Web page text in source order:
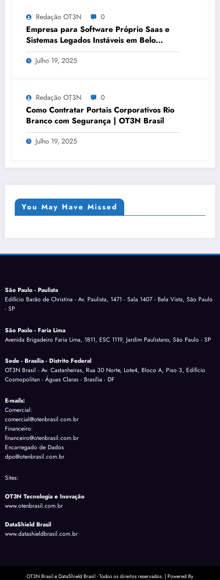
Redação OT3N 0
Empresa para Software Próprio Saas e
Sistemas Legados Instáveis em Belo
Horizonte | OT3N Brasil – Guia 3449
Julho 19, 2025
Redação OT3N 0
Como Contratar Portais Corporativos Rio
Branco com Segurança | OT3N Brasil
Julho 19, 2025
You May Have Missed
São Paulo - Paulista
Edifício Barão de Christina - Av. Paulista, 1471 - Sala 1407 - Bela Vista, São Paulo
- SP
São Paulo - Faria Lima
Avenida Brigadeiro Faria Lima, 1811, ESC 1119, Jardim Paulistano, São Paulo - SP
Sede - Brasília - Distrito Federal
OT3N Brasil - Av. Castanheiras, Rua 30 Norte, Lote4, Bloco A, Piso 3, Edifício
Cosmopolitan - Águas Claras - Brasília - DF
E-mails:
Comercial:
comercial@otenbrasil.com.br
Financeiro:
financeiro@otenbrasil.com.br
Encarregado de Dados
dpo@otenbrasil.com.br
Sites:
OT3N Tecnologia e Inovação
www.otenbrasil.com.br
DataShield Brasil
www.datashieldbrasil.com.br
OT3N Brasil e DataShield Brasil - Todos os direitos reservados. | Powered By